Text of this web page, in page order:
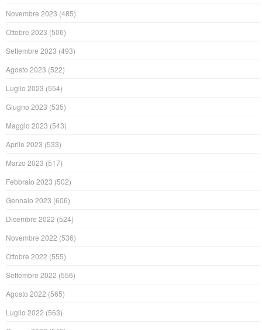
Novembre 2023 (485)
Ottobre 2023 (506)
Settembre 2023 (493)
Agosto 2023 (522)
Luglio 2023 (554)
Giugno 2023 (535)
Maggio 2023 (543)
Aprile 2023 (533)
Marzo 2023 (517)
Febbraio 2023 (502)
Gennaio 2023 (606)
Dicembre 2022 (524)
Novembre 2022 (536)
Ottobre 2022 (555)
Settembre 2022 (556)
Agosto 2022 (565)
Luglio 2022 (563)